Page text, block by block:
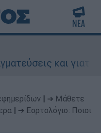
γιατί αντιδρούν
➔ Μάθετε
➔ Εορτολόγιο: Ποιοι